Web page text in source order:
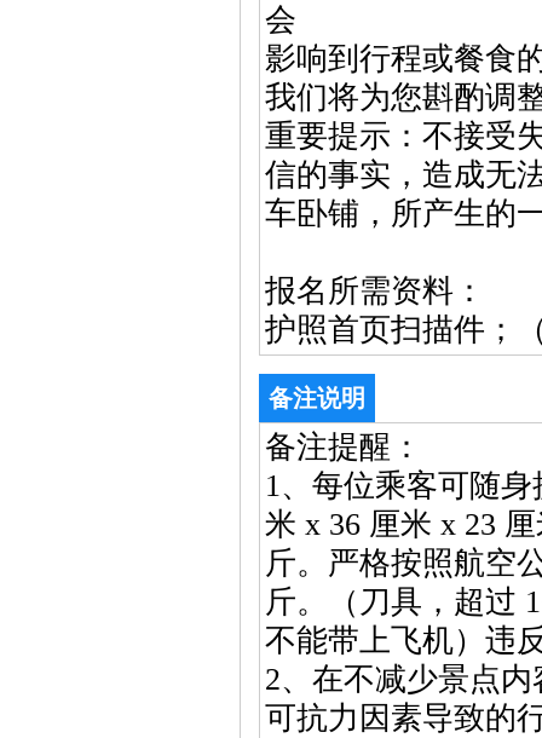
会
影响到行程或餐食
我们将为您斟酌调
重要提示：不接受
信的事实，造成无
车卧铺，所产生的
报名所需资料：
护照首页扫描件；
备注说明
备注提醒：
1、每位乘客可随
米 x 36 厘米 x 23
斤。严格按照航空
斤。（刀具，超过
不能带上飞机）违
2、在不减少景点
可抗力因素导致的